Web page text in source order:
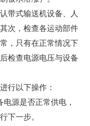
式输送机设备、人
次，检查各运动部件
，只有在正常情况下
检查电源电压与设备
以下操作：
源是否正常供电，
下一步。